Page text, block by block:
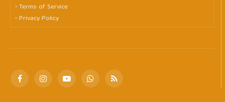
• Terms of Service
• Privacy Policy
FacebookInstagramYouTubeWhatsApp
RSS